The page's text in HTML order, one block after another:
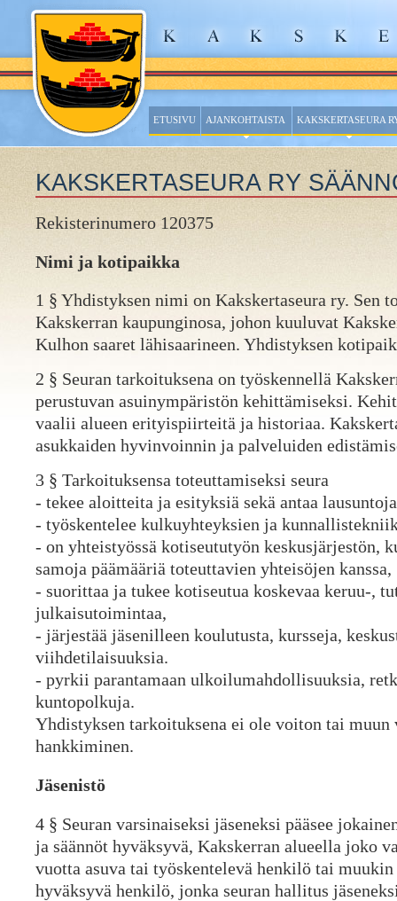
ETUSIVU AJANKOHTAISTA KAKSKERTASEURA
KAKSKERTASEURA RY
Rekisterinumero 120375
Nimi ja kotipaikka
1 § Yhdistyksen nimi on Kakskertaseura ry. Sen
Kakskerran kaupunginosa, johon kuuluvat
Kulhon saaret lähisaarineen. Yhdistyksen
2 § Seuran tarkoituksena on työskennellä
perustuvan asuinympäristön kehittämiseksi.
vaalii alueen erityispiirteitä ja historiaa.
asukkaiden hyvinvoinnin ja palveluiden
3 § Tarkoituksensa toteuttamiseksi seura
- tekee aloitteita ja esityksiä sekä antaa
- työskentelee kulkuyhteyksien ja
- on yhteistyössä kotiseututyön keskusjärjestön,
samoja päämääriä toteuttavien yhteisöjen kanssa,
- suorittaa ja tukee kotiseutua koskevaa keruu-,
julkaisutoimintaa,
- järjestää jäsenilleen koulutusta, kursseja,
viihdetilaisuuksia.
- pyrkii parantamaan ulkoilumahdollisuuksia,
kuntopolkuja.
Yhdistyksen tarkoituksena ei ole voiton tai muun
hankkiminen.
Jäsenistö
4 § Seuran varsinaiseksi jäseneksi pääsee
ja säännöt hyväksyvä, Kakskerran alueella joko
vuotta asuva tai työskentelevä henkilö tai
hyväksyvä henkilö, jonka seuran hallitus